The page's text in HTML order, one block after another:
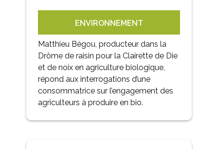
ENVIRONNEMENT
Matthieu Bégou, producteur dans la
Drôme de raisin pour la Clairette de Die
et de noix en agriculture biologique,
répond aux interrogations d’une
consommatrice sur l’engagement des
agriculteurs à produire en bio.